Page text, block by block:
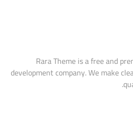
Rara Theme is a free and
development company. We make